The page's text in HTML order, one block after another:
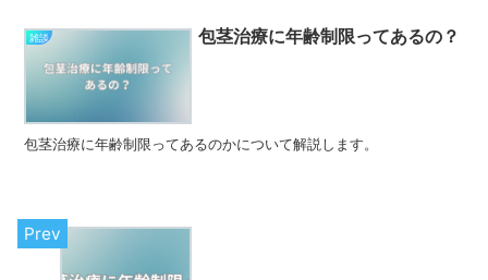
雑談 包茎治療に年齢制限ってあるの？
包茎治療に年齢制限ってあるのかについて解説します。